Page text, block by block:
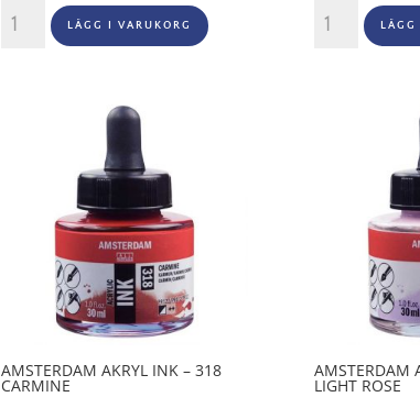
Amsterdam
Akryl
LÄGG I VARUKORG
Amsterdam
Akryl
LÄGG
AMSTERDAM AKRYL INK – 318
CARMINE
AMSTERDAM
LIGHT ROSE